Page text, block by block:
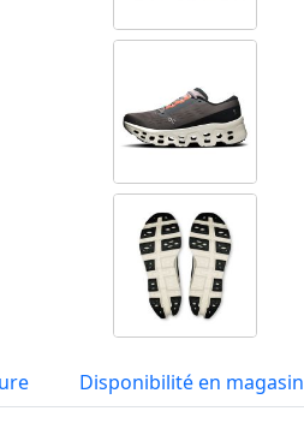
Disponibilité en magasin